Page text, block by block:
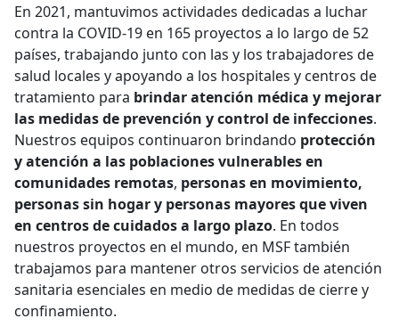
En 2021, mantuvimos actividades dedicadas a luchar
contra la COVID-19 en 165 proyectos a lo largo de 52
países, trabajando junto con las y los trabajadores de
salud locales y apoyando a los hospitales y centros de
tratamiento para brindar atención médica y mejorar
las medidas de prevención y control de infecciones.
Nuestros equipos continuaron brindando protección
y atención a las poblaciones vulnerables en
comunidades remotas, personas en movimiento,
personas sin hogar y personas mayores que viven
en centros de cuidados a largo plazo. En todos
nuestros proyectos en el mundo, en MSF también
trabajamos para mantener otros servicios de atención
sanitaria esenciales en medio de medidas de cierre y
confinamiento.